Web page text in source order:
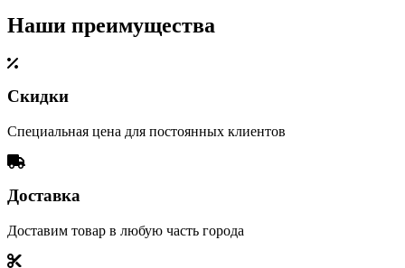
Наши преимущества
Скидки
Специальная цена для постоянных клиентов
Доставка
Доставим товар в любую часть города